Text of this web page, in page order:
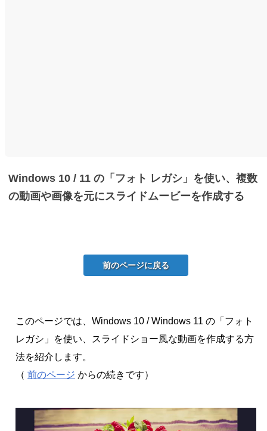
Windows 10 / 11 の「フォト レガシ」を使い、複数
の動画や画像を元にスライドムービーを作成する
前のページに戻る
このページでは、Windows 10 / Windows 11 の「フォト
レガシ」を使い、スライドショー風な動画を作成する方
法を紹介します。
（ 前のページ からの続きです）